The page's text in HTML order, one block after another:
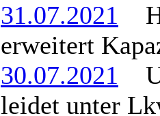
31.07.2021
erweitert
30.07.2021
leidet unter